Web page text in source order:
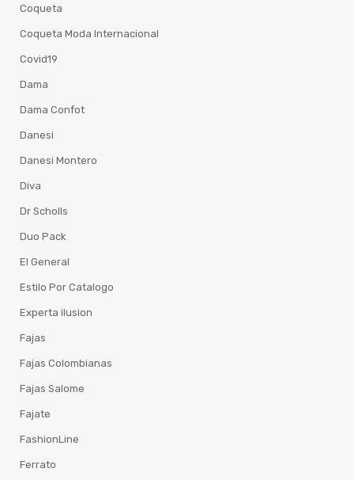
Coqueta
Coqueta Moda Internacional
Covid19
Dama
Dama Confot
Danesi
Danesi Montero
Diva
Dr Scholls
Duo Pack
El General
Estilo Por Catalogo
Experta ilusion
Fajas
Fajas Colombianas
Fajas Salome
Fajate
FashionLine
Ferrato